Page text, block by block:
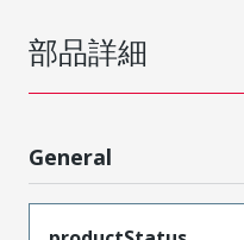
部品詳細
General